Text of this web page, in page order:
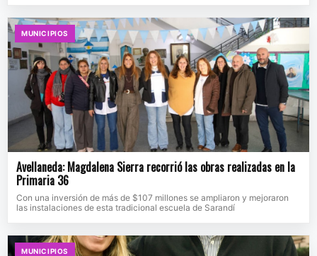
MUNICIPIOS
Avellaneda: Magdalena Sierra recorrió las obras realizadas en la
Primaria 36
Con una inversión de más de $107 millones se ampliaron y mejoraron
las instalaciones de esta tradicional escuela de Sarandí
MUNICIPIOS